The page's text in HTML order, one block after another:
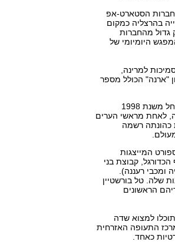
שנערך בשנת 2009 מצביע על כך ש-56% מחברות הסטארט-אפ
בהרצליה כמקום
גדול מהחברות
היומיומי של
למרינה,
את קניון "ארנה" הכולל מספר
יעל גרמן אשר מכהנת כראש עיריית הרצליה החל משנת 1998
לאחת מראשי הערים
כהונתה רשמה
המייצגות
קבוצת בני
ומכבי רעננה).
שלה. טל בורשטיין
הראשונים
למצוא שדה
התעופה האזרחית
כאחד.